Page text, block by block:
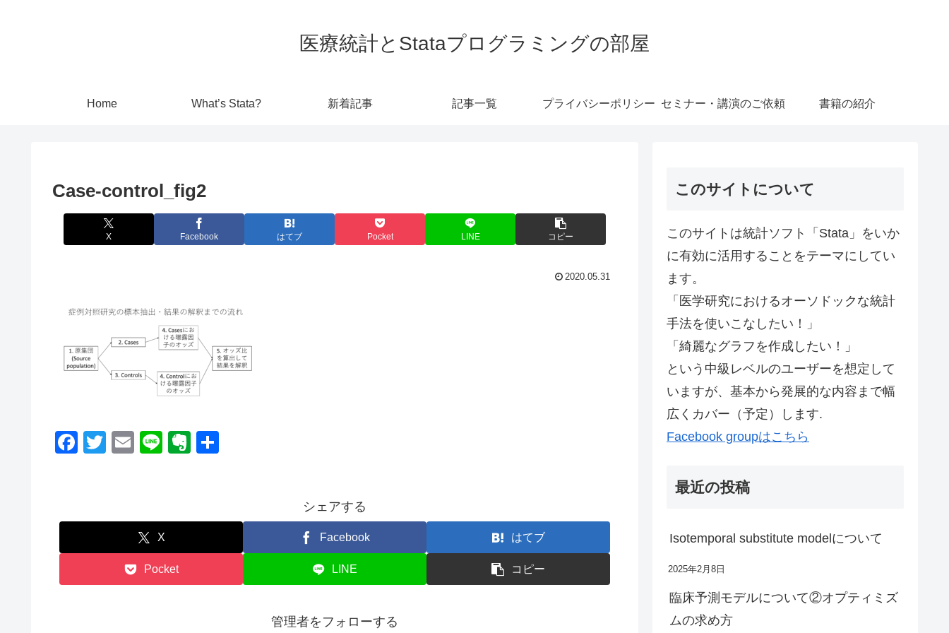
医療統計とStataプログラミングの部屋
Home What’s Stata? 新着記事 記事一覧 プライバシーポリシー セミナー・講演のご依頼 書籍の紹介
Case-control_fig2
X Facebook はてブ Pocket LINE コピー
2020.05.31
F
o
T
E
Li
E
e
シェアする
X Facebook はてブ
Pocket LINE コピー
管理者をフォローする
このサイトについて
このサイトは統計ソフト「Stata」をいか
に有効に活用することをテーマにしてい
ます。
「医学研究におけるオーソドックな統計
手法を使いこなしたい！」
「綺麗なグラフを作成したい！」
という中級レベルのユーザーを想定して
いますが、基本から発展的な内容まで幅
広くカバー（予定）します.
Facebook groupはこちら
最近の投稿
Isotemporal substitute modelについて
2025年2月8日
臨床予測モデルについて②オプティミズ
ムの求め方